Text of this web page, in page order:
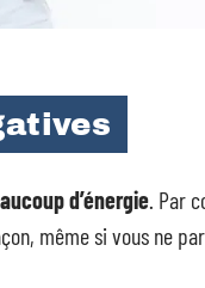
d’énergie. Par
même si vous ne